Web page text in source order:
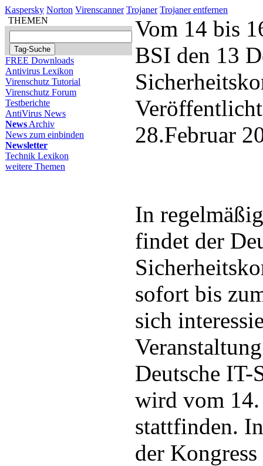
Kaspersky Norton Virenscanner Trojaner Trojaner entfernen
THEMEN
FREE Downloads
Antivirus Lexikon
Virenschutz Tutorial
Virenschutz Forum
Testberichte
AntiVirus News
News Archiv
News zum einbinden
Newsletter
Technik Lexikon
weitere Themen
Vom 14 bis
BSI den 13
28.Februar
In
findet der
sofort bis
sich
Deutsche IT-
wird vom
stattfinden.
der